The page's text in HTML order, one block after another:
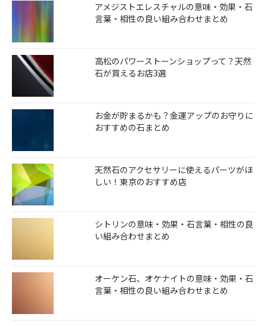
アメジストエレスチャルの意味・効果・石
言葉・相性の良い組み合わせまとめ
高松のパワーストーンショップって？天然
石が買えるお店3選
お金が貯まるかも？金運アップのお守りに
おすすめの石まとめ
天然石のアクセサリーに使えるパーツがほ
しい！東京のおすすめ店
シトリンの意味・効果・石言葉・相性の良
い組み合わせまとめ
オーケン石、オケナイトの意味・効果・石
言葉・相性の良い組み合わせまとめ